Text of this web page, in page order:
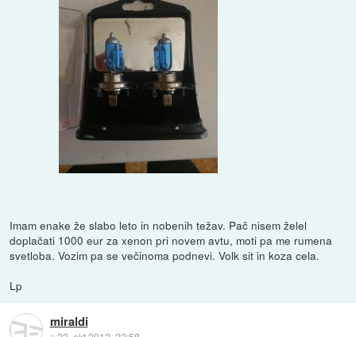
Imam enake že slabo leto in nobenih težav. Pač nisem želel
doplačati 1000 eur za xenon pri novem avtu, moti pa me rumena
svetloba. Vozim pa se večinoma podnevi. Volk sit in koza cela.
Lp
miraldi